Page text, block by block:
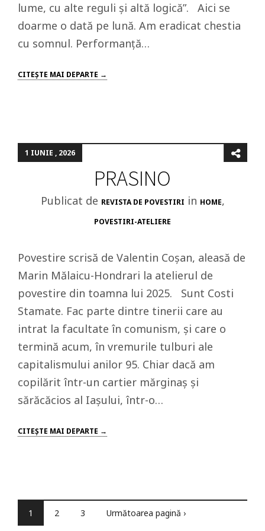
lume, cu alte reguli și altă logică”. Aici se
doarme o dată pe lună. Am eradicat chestia
cu somnul. Performanță…
CITEŞTE MAI DEPARTE →
1 IUNIE , 2026
PRASINO
Publicat de REVISTA DE POVESTIRI in HOME,
POVESTIRI-ATELIERE
Povestire scrisă de Valentin Coșan, aleasă de
Marin Mălaicu-Hondrari la atelierul de
povestire din toamna lui 2025. Sunt Costi
Stamate. Fac parte dintre tinerii care au
intrat la facultate în comunism, și care o
termină acum, în vremurile tulburi ale
capitalismului anilor 95. Chiar dacă am
copilărit într-un cartier mărginaș și
sărăcăcios al Iașului, într-o…
CITEŞTE MAI DEPARTE →
1 2 3 Următoarea pagină ›